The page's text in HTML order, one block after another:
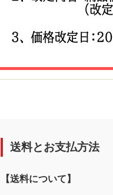
送料とお支払方法
【送料について】